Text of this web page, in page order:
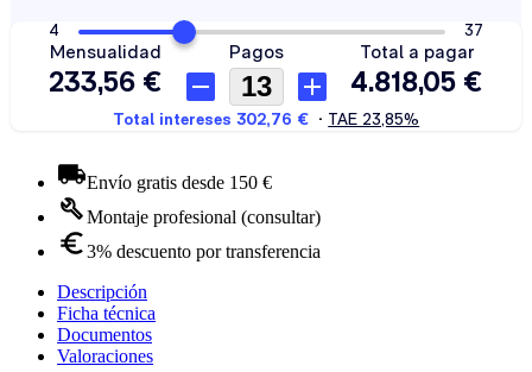
Envío gratis desde 150 €
Montaje profesional (consultar)
3% descuento por transferencia
Descripción
Ficha técnica
Documentos
Valoraciones